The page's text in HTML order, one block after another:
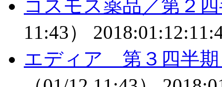
コスモス薬品／第２
11:43）
エディア 第３四半